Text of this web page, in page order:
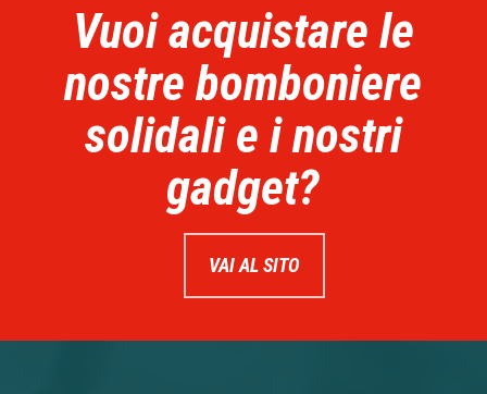
Vuoi acquistare le
nostre bomboniere
solidali e i nostri
gadget?
VAI AL SITO